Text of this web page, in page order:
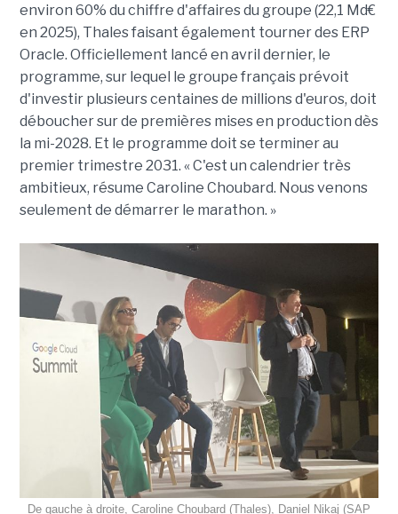
environ 60% du chiffre d'affaires du groupe (22,1 Md€
en 2025), Thales faisant également tourner des ERP
Oracle. Officiellement lancé en avril dernier, le
programme, sur lequel le groupe français prévoit
d'investir plusieurs centaines de millions d'euros, doit
déboucher sur de premières mises en production dès
la mi-2028. Et le programme doit se terminer au
premier trimestre 2031. « C'est un calendrier très
ambitieux, résume Caroline Choubard. Nous venons
seulement de démarrer le marathon. »
De gauche à droite, Caroline Choubard (Thales), Daniel Nikaj (SAP